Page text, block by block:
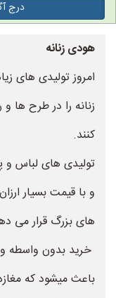
درج
هودی زنانه
امروز تولیدی های
زنانه را در طرح ها
کنند.
تولیدی های لباس و
و با قیمت بسیار
های بزرگ قرار می
خرید بدون واسطه و
باعث میشود که